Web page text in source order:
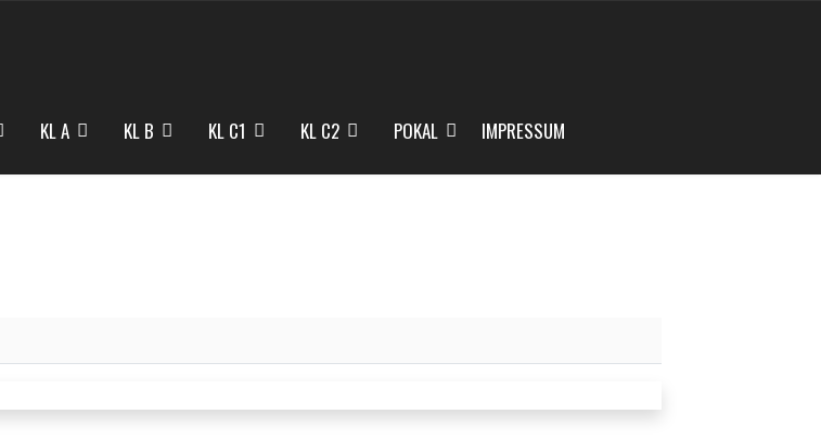
KL A KL B KL C1 KL C2 POKAL IMPRESSUM